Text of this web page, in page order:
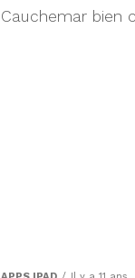
Cauchemar bien